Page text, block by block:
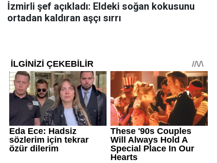
İzmirli şef açıkladı: Eldeki soğan kokusunu
ortadan kaldıran aşçı sırrı